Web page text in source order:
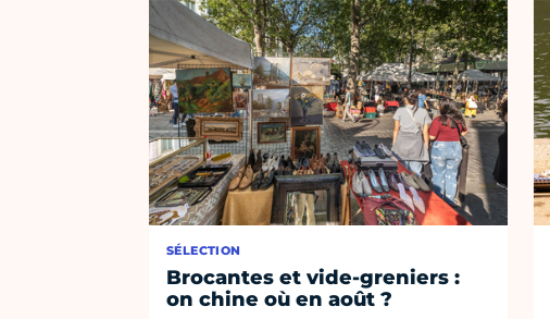
SÉLECTION
Brocantes et vide-greniers :
on chine où en août ?